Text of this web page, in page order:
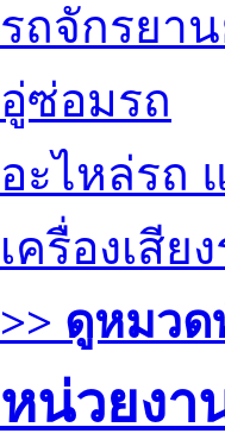
รถจักรยา
อู่ซ่อมรถ
อะไหล่รถ
เครื่องเสีย
>> ดูหมว
หน่วยงา